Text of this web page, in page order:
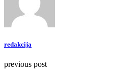
redakcija
previous post